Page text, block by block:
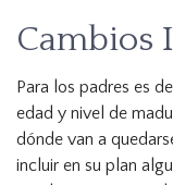
Cambios
Para los padres es
edad y nivel de
dónde van a
incluir en su plan